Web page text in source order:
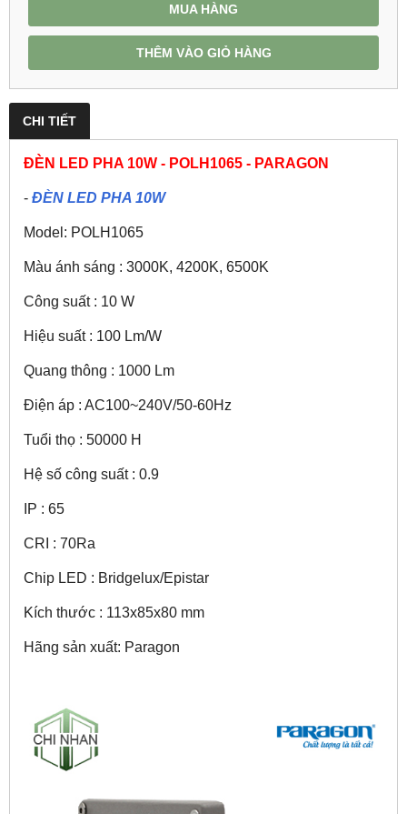
MUA HÀNG
THÊM VÀO GIỎ HÀNG
CHI TIẾT
ĐÈN LED PHA 10W - POLH1065 - PARAGON
- ĐÈN LED PHA 10W
Model: POLH1065
Màu ánh sáng : 3000K, 4200K, 6500K
Công suất : 10 W
Hiệu suất : 100 Lm/W
Quang thông : 1000 Lm
Điện áp : AC100~240V/50-60Hz
Tuổi thọ : 50000 H
Hệ số công suất : 0.9
IP : 65
CRI : 70Ra
Chip LED : Bridgelux/Epistar
Kích thước : 113x85x80 mm
Hãng sản xuất: Paragon